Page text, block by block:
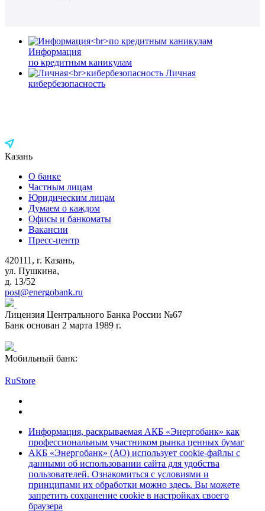
Информация
по кредитным каникулам
Личная
кибербезопасность
Казань
О банке
Частным лицам
Юридическим лицам
Думаем о каждом
Офисы и банкоматы
Вакансии
Пресс-центр
420111, г. Казань,
ул. Пушкина,
д. 13/52
post@energobank.ru
Лицензия Центрального Банка России №67
Банк основан 2 марта 1989 г.
Мобильный банк:
RuStore
Информация, раскрываемая АКБ «Энергобанк» как
профессиональным участником рынка ценных бумаг
АКБ «Энергобанк» (АО) использует cookie-файлы с
данными об использовании сайта для удобства
пользователей. Ознакомиться с условиями и
принципами их обработки можно здесь. Вы можете
запретить сохранение cookie в настройках своего
браузера